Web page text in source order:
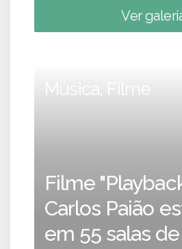
Ver
Música, Filme
Filme
Carlos Paião
em 55 salas